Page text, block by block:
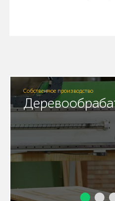
Собственное производство